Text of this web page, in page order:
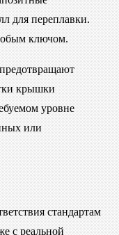
для переплавки.
ключом.
крышки
уровне
или
стандартам
с реальной